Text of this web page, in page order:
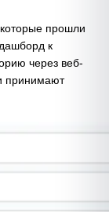
прошли
к
через веб-
принимают